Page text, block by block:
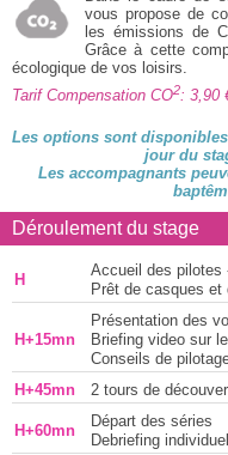
vous propose de
les émissions de
Grâce à cette
écologique de vos loisirs.
Tarif Compensation CO2:
Les options sont
jour du
Les accompagnants
Déroulement du stage
H
Accueil des pilotes
Prêt de casques et
H+15mn
Présentation des
Briefing video sur
Conseils de
H+45mn
2 tours de
H+60mn
Départ des séries
Debriefing